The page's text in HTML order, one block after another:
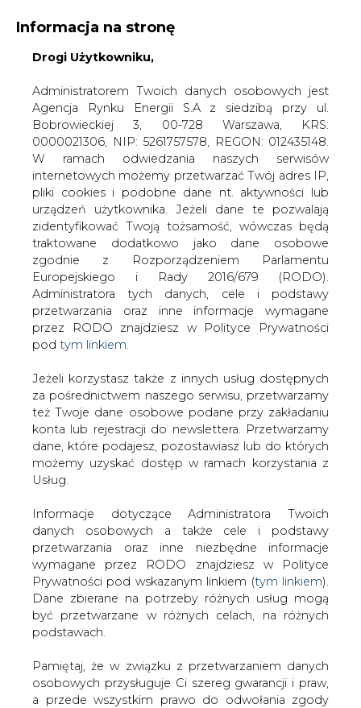
KONTAKT:
WYDAWCA PORTALU:
WYSOKI KONTRAST A A
ZALOGUJ SIĘ
WŁĄCZ CIRE.TV
Informacja na stronę
Drogi Użytkowniku,
Administratorem Twoich danych osobowych jest
Agencja Rynku Energii S.A z siedzibą przy ul.
Bobrowieckiej 3, 00-728 Warszawa, KRS:
0000021306, NIP: 5261757578, REGON: 012435148.
W ramach odwiedzania naszych serwisów
internetowych możemy przetwarzać Twój adres IP,
pliki cookies i podobne dane nt. aktywności lub
urządzeń użytkownika. Jeżeli dane te pozwalają
zidentyfikować Twoją tożsamość, wówczas będą
traktowane dodatkowo jako dane osobowe
zgodnie z Rozporządzeniem Parlamentu
Europejskiego i Rady 2016/679 (RODO).
Administratora tych danych, cele i podstawy
przetwarzania oraz inne informacje wymagane
przez RODO znajdziesz w Polityce Prywatności
pod tym linkiem.
Jeżeli korzystasz także z innych usług dostępnych
za pośrednictwem naszego serwisu, przetwarzamy
też Twoje dane osobowe podane przy zakładaniu
konta lub rejestracji do newslettera. Przetwarzamy
dane, które podajesz, pozostawiasz lub do których
możemy uzyskać dostęp w ramach korzystania z
Usług.
Informacje dotyczące Administratora Twoich
danych osobowych a także cele i podstawy
przetwarzania oraz inne niezbędne informacje
wymagane przez RODO znajdziesz w Polityce
Prywatności pod wskazanym linkiem (tym linkiem).
Dane zbierane na potrzeby różnych usług mogą
być przetwarzane w różnych celach, na różnych
podstawach.
Pamiętaj, że w związku z przetwarzaniem danych
osobowych przysługuje Ci szereg gwarancji i praw,
a przede wszystkim prawo do odwołania zgody
Strona główna
SERWIS INFORMACYJNY CIRE
/ Spółka PKP CARGO uruchamia proces zwolnień
grupowych
2024-08-14 15:00
drukuj
skomentuj
udostępnij: